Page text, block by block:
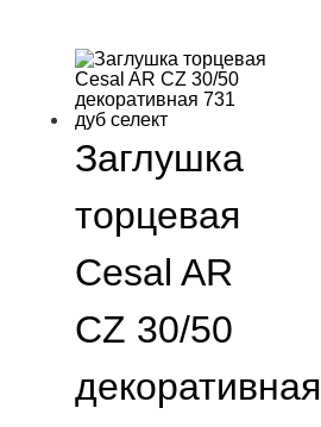
Заглушка
торцевая
Cesal AR
CZ 30/50
декоративная